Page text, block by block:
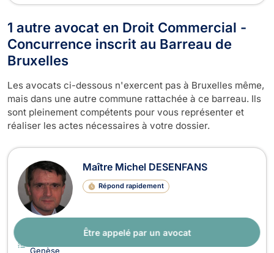
Être appelé par un avocat
1 autre avocat en Droit Commercial -
Concurrence inscrit au Barreau de
Bruxelles
Les avocats ci-dessous n'exercent pas à Bruxelles même,
mais dans une autre commune rattachée à ce barreau. Ils
sont pleinement compétents pour vous représenter et
réaliser les actes nécessaires à votre dossier.
Maître Michel DESENFANS
Répond rapidement
Avocat Droit Commercial - Concurrence Rhode-Saint-
Genèse